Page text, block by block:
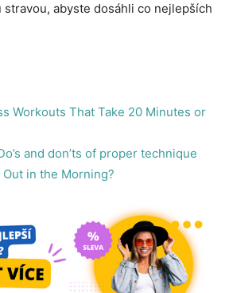
abyste dosáhli co nejlepších
Workouts That Take 20 Minutes or
and don’ts of proper technique
in the Morning?